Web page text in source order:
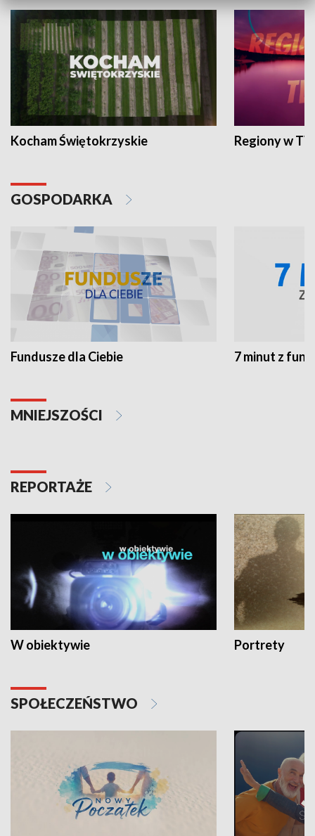
Kocham Świętokrzyskie Regiony w
GOSPODARKA
Fundusze dla Ciebie 7 minut z
MNIEJSZOŚCI
REPORTAŻE
W obiektywie Portrety
SPOŁECZEŃSTWO